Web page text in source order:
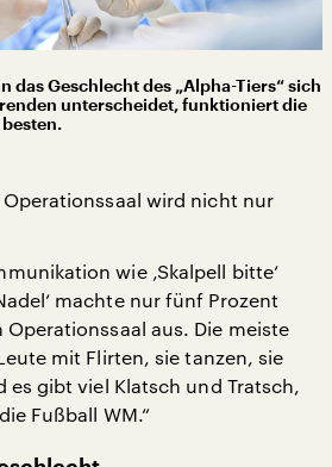
das Geschlecht des „Alpha-Tiers“ sich
unterscheidet, funktioniert die
Operationssaal wird nicht nur
wie ‚Skalpell bitte‘
machte nur fünf Prozent
aus. Die meiste
mit Flirten, sie tanzen, sie
es gibt viel Klatsch und Tratsch,
Fußball WM.“